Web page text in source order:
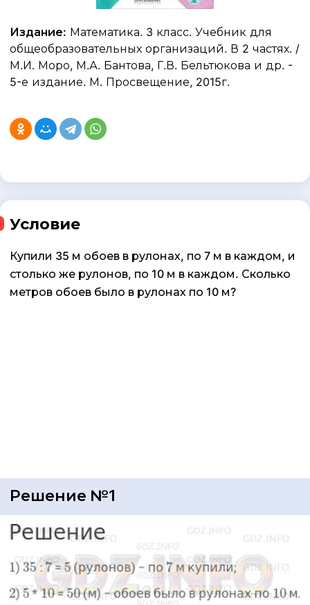
Издание: Математика. 3 класс. Учебник для
общеобразовательных организаций. В 2 частях. /
М.И. Моро, М.А. Бантова, Г.В. Бельтюкова и др. -
5-е издание. М. Просвещение, 2015г.
Условие
Купили 35 м обоев в рулонах, по 7 м в каждом, и
столько же рулонов, по 10 м в каждом. Сколько
метров обоев было в рулонах по 10 м?
Решение №1